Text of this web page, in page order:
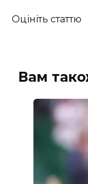
Оцініть статтю
Вам